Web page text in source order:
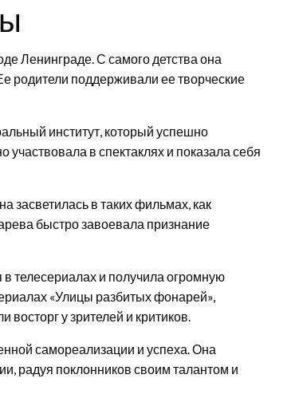
Ленинграде. С самого детства она
родители поддерживали ее творческие
институт, который успешно
участвовала в спектаклях и показала себя
засветилась в таких фильмах, как
быстро завоевала признание
телесериалах и получила огромную
«Улицы разбитых фонарей»,
у зрителей и критиков.
самореализации и успеха. Она
радуя поклонников своим талантом и